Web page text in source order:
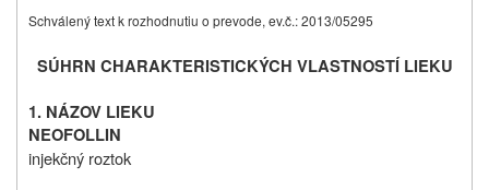
Schválený text k rozhodnutiu o prevode, ev.č.: 2013/05295
SÚHRN CHARAKTERISTICKÝCH VLASTNOSTÍ LIEKU
1. NÁZOV LIEKU
NEOFOLLIN
injekčný roztok